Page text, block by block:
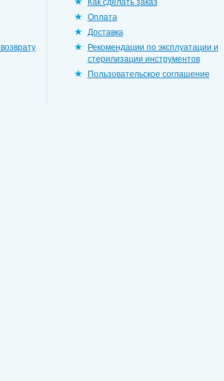
Как сделать заказ
Оплата
Доставка
Рекомендации по эксплуатации и
стерилизации инструментов
Пользовательское соглашение